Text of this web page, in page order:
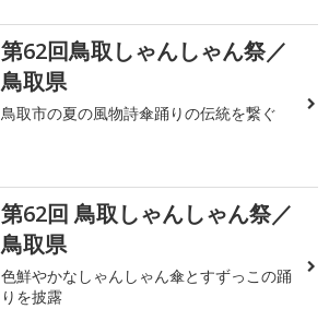
第62回鳥取しゃんしゃん祭／
鳥取県
鳥取市の夏の風物詩傘踊りの伝統を繋ぐ
第62回 鳥取しゃんしゃん祭／
鳥取県
色鮮やかなしゃんしゃん傘とすずっこの踊
りを披露